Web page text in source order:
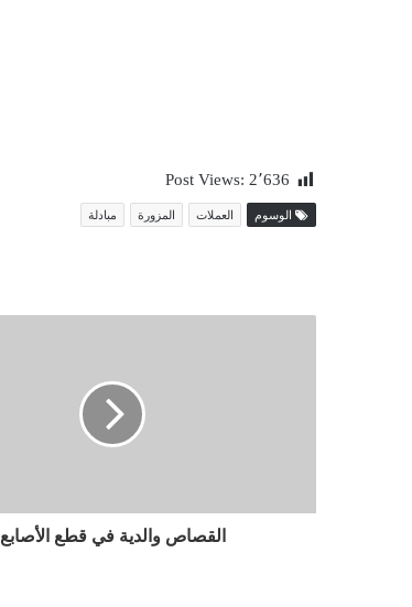
Post Views: 2٬636
الوسوم العملات المزورة مبادلة
القصاص والدية في قطع الأصابع